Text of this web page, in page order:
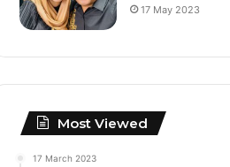
17 May 2023
Most Viewed
17 March 2023